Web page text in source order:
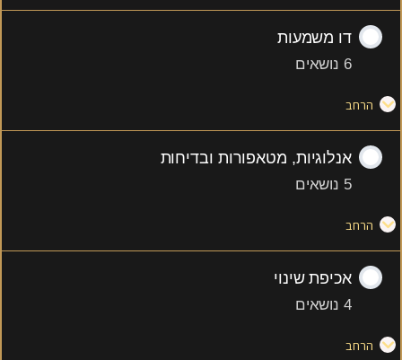
דו משמעות
6 נושאים
הרחב
אנלוגיות, מטאפורות ובדיחות
5 נושאים
הרחב
אכיפת שינוי
4 נושאים
הרחב